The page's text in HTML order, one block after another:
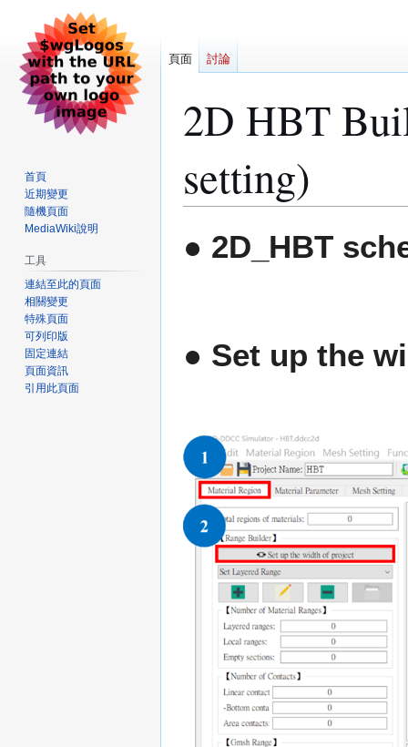
2D HBT
setting)
至至● 2D_HBT
● Set up the
頁面 討論
首頁
近期變更
隨機頁面
MediaWiki說明
工具
連結至此的頁面
相關變更
特殊頁面
可列印版
固定連結
頁面資訊
引用此頁面